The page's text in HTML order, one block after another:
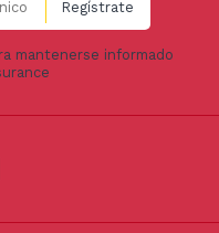
mantenerse informado